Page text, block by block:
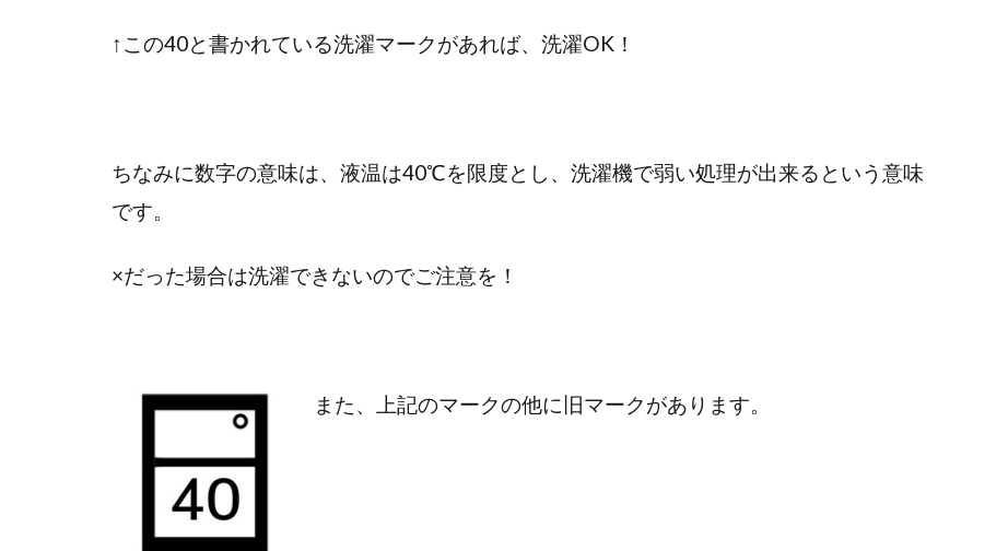
↑この40と書かれている洗濯マークがあれば、洗濯OK！
ちなみに数字の意味は、液温は40℃を限度とし、洗濯機で弱い処理が出来るという意味
です。
×だった場合は洗濯できないのでご注意を！
また、上記のマークの他に旧マークがあります。